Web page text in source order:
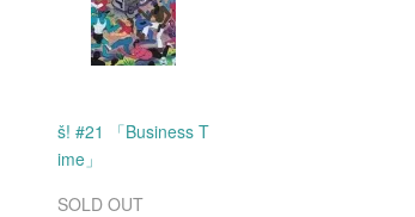
š! #21 「Business T
ime」
SOLD OUT